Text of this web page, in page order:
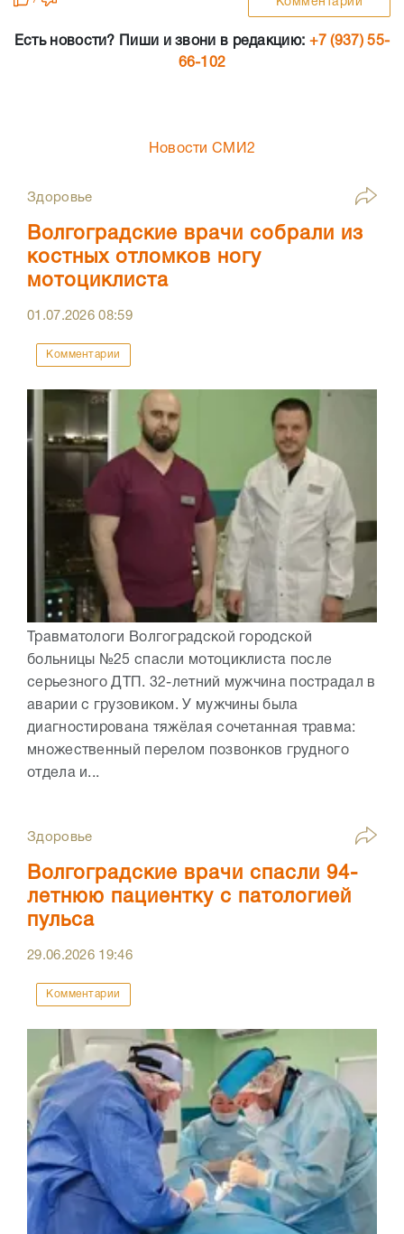
Есть новости? Пиши и звони в редакцию: +7 (937) 55-
66-102
Новости СМИ2
Здоровье
Волгоградские врачи собрали из
костных отломков ногу
мотоциклиста
01.07.202608:59
Комментарии
Травматологи Волгоградской городской
больницы №25 спасли мотоциклиста после
серьезного ДТП. 32-летний мужчина пострадал в
аварии с грузовиком. У мужчины была
диагностирована тяжёлая сочетанная травма:
множественный перелом позвонков грудного
отдела и...
Здоровье
Волгоградские врачи спасли 94-
летнюю пациентку с патологией
пульса
29.06.2026 19:46
Комментарии